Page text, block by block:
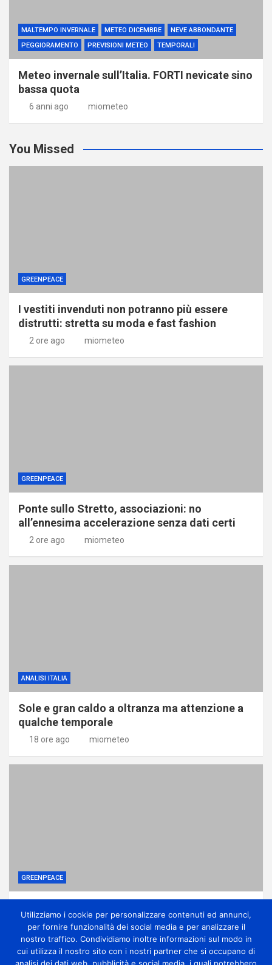
MALTEMPO INVERNALE METEO DICEMBRE
NEVE ABBONDANTE
PEGGIORAMENTO
PREVISIONI METEO TEMPORALI
Meteo invernale sull’Italia. FORTI nevicate sino
bassa quota
6 anni ago miometeo
You Missed
GREENPEACE
I vestiti invenduti non potranno più essere
distrutti: stretta su moda e fast fashion
2 ore ago miometeo
GREENPEACE
Ponte sullo Stretto, associazioni: no
all’ennesima accelerazione senza dati certi
2 ore ago miometeo
ANALISI ITALIA
Sole e gran caldo a oltranza ma attenzione a
qualche temporale
18 ore ago miometeo
GREENPEACE
contro la crisi climatica
1 giorno ago miometeo
Utilizziamo i cookie per personalizzare contenuti ed annunci,
per fornire funzionalità dei social media e per analizzare il
nostro traffico. Condividiamo inoltre informazioni sul modo in
cui utilizza il nostro sito con i nostri partner che si occupano di